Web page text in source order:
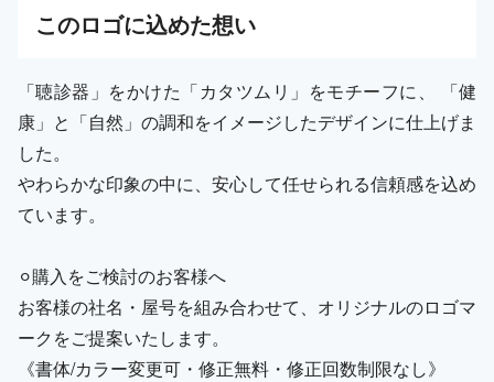
このロゴに込めた想い
「聴診器」をかけた「カタツムリ」をモチーフに、 「健
康」と「自然」の調和をイメージしたデザインに仕上げま
した。
やわらかな印象の中に、安心して任せられる信頼感を込め
ています。
⚪︎購入をご検討のお客様へ
お客様の社名・屋号を組み合わせて、オリジナルのロゴマ
ークをご提案いたします。
《書体/カラー変更可・修正無料・修正回数制限なし》